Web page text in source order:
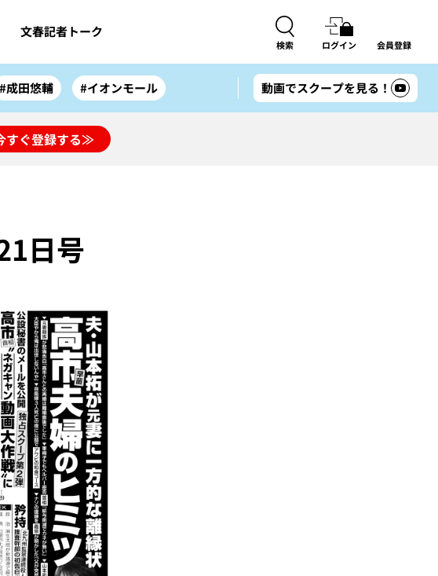
文春記者トーク
検索 ログイン 会員登録
#成田悠輔 #イオンモール 動画でスクープを見る！
すぐ登録する≫
日号